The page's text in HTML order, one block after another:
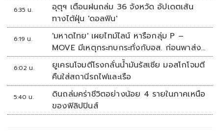
6:35 น.
อุตุฯ เตือนฝนถล่ม 36 จังหวัด อัปเดตเส้น
ทางไต้ฝุ่น 'ดอลฟิน'
6:19 น.
'มหาดไทย' เผยไทม์ไลน์ หารือกลุ่ม P –
MOVE มีเหตุกระทบกระทั่งกับอส. ก่อนพาส่ง
ขึ้นรถกลับ
6:02 น.
ยูเครนโจมตีโรงกลั่นน้ำมันรัสเซีย มอสโกโจมตี
คืนใส่สถานีรถไฟและเรือ
5:40 น.
ดินถล่มคร่าชีวิตอย่างน้อย 4 รายในภาคเหนือ
ของฟิลิปปินส์